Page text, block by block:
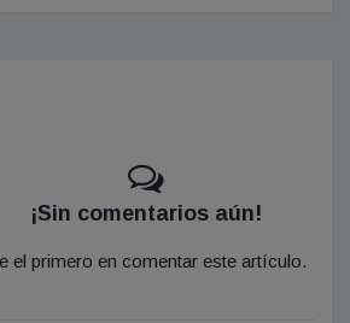
¡Sin comentarios aún!
el primero en comentar este artículo.